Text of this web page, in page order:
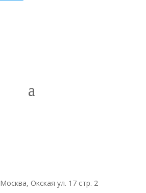
Окская ул. 17 стр. 2